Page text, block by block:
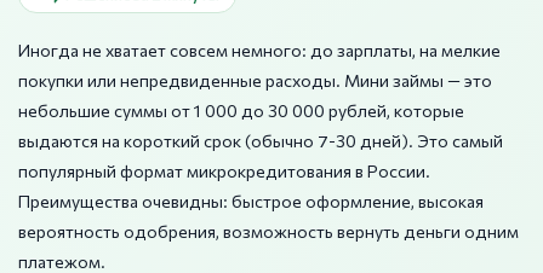
Иногда не хватает совсем немного: до зарплаты, на мелкие
покупки или непредвиденные расходы. Мини займы — это
небольшие суммы от 1 000 до 30 000 рублей, которые
выдаются на короткий срок (обычно 7-30 дней). Это самый
популярный формат микрокредитования в России.
Преимущества очевидны: быстрое оформление, высокая
вероятность одобрения, возможность вернуть деньги одним
платежом.